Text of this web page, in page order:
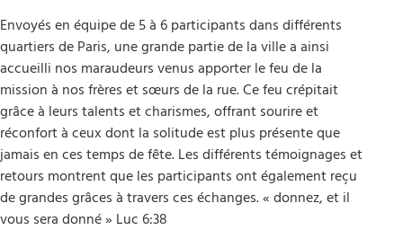
Envoyés en équipe de 5 à 6 participants dans différents
quartiers de Paris, une grande partie de la ville a ainsi
accueilli nos maraudeurs venus apporter le feu de la
mission à nos frères et sœurs de la rue. Ce feu crépitait
grâce à leurs talents et charismes, offrant sourire et
réconfort à ceux dont la solitude est plus présente que
jamais en ces temps de fête. Les différents témoignages et
retours montrent que les participants ont également reçu
de grandes grâces à travers ces échanges. « donnez, et il
vous sera donné » Luc 6:38